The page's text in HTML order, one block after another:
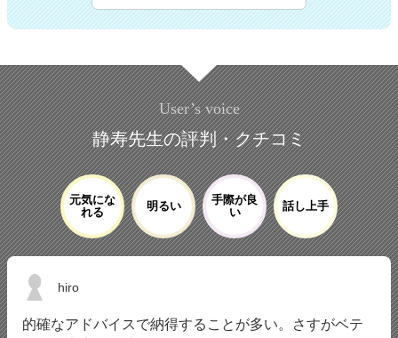
User’s voice
静寿先生の評判・クチコミ
元気にな
れる
明るい
手際が良
い
話し上手
hiro
的確なアドバイスで納得することが多い。さすがベテ